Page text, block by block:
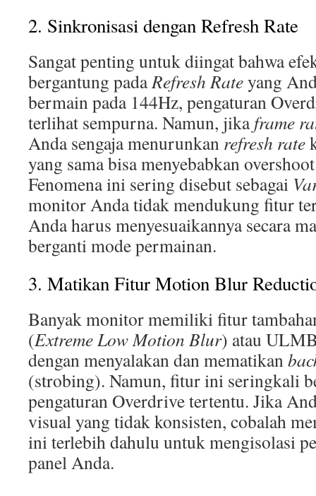
2. Sinkronisasi dengan Refresh Rate
Sangat penting untuk diingat bahwa
bergantung padaRefresh Rateyang
bermain pada 144Hz, pengaturan
terlihat sempurna. Namun, jikaframe
Anda sengaja menurunkan refresh rate
yang sama bisa menyebabkan
Fenomena ini sering disebut sebagai
monitor Anda tidak mendukung fitur
Anda harus menyesuaikannya secara
berganti mode permainan.
3. Matikan Fitur Motion Blur
Banyak monitor memiliki fitur
(Extreme Low Motion Blur) atau
dengan menyalakan dan mematikan
(strobing). Namun, fitur ini seringkali
pengaturan Overdrive tertentu. Jika
visual yang tidak konsisten, cobalah
ini terlebih dahulu untuk mengisolasi
panel Anda.